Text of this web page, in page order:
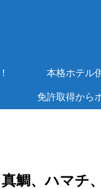
本格ホテル
免許取得から
鯛、ハマチ